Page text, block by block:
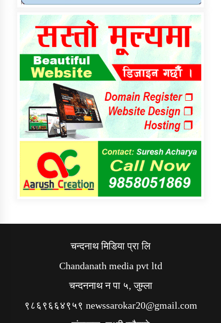
चन्दनाथ मिडिया प्रा लि
Chandanath media pvt ltd
चन्दननाथ न पा ५, जुम्ला
९८६९६६४९५९ newssarokar20@gmail.com